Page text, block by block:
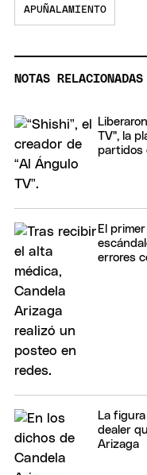
APUÑALAMIENTO
NOTAS RELACIONADAS
TV", la
partidos
El
errores
La
dealer
Arizaga